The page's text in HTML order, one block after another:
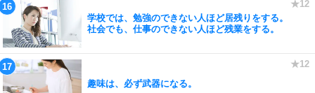
学校では、勉強のできない人ほど居残りをする。
社会でも、仕事のできない人ほど残業をする。
趣味は、必ず武器になる。